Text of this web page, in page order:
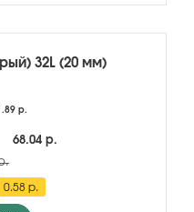
32L (20 мм)
р.
68.04 р.
0.58 р.